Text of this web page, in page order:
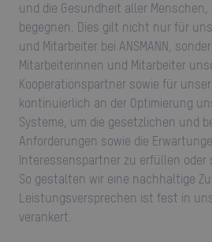
und die Gesundheit aller
begegnen. Dies gilt nicht nur für
und Mitarbeiter bei ANSMANN,
Mitarbeiterinnen und Mitarbeiter
Kooperationspartner sowie für
kontinuierlich an der Optimierung
Systeme, um die gesetzlichen und
Anforderungen sowie die
Interessenspartner zu erfüllen oder
So gestalten wir eine nachhaltige
Leistungsversprechen ist fest in
verankert.